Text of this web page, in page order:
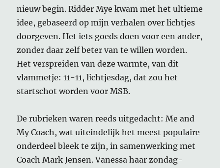
nieuw begin. Ridder Mye kwam met het ultieme
idee, gebaseerd op mijn verhalen over lichtjes
doorgeven. Het iets goeds doen voor een ander,
zonder daar zelf beter van te willen worden.
Het verspreiden van deze warmte, van dit
vlammetje: 11-11, lichtjesdag, dat zou het
startschot worden voor MSB.
De rubrieken waren reeds uitgedacht: Me and
My Coach, wat uiteindelijk het meest populaire
onderdeel bleek te zijn, in samenwerking met
Coach Mark Jensen. Vanessa haar zondag-